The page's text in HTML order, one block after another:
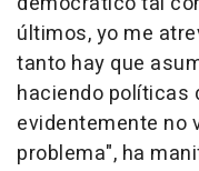
últimos, yo me
tanto hay que
haciendo políticas
evidentemente no
problema", ha